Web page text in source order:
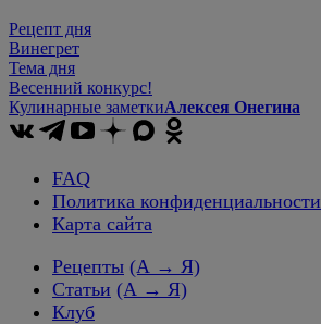
Рецепт дня
Винегрет
Тема дня
Весенний конкурс!
Кулинарные заметкиАлексея Онегина
FAQ
Политика конфиденциальности
Карта сайта
Рецепты (А → Я)
Статьи (А → Я)
Клуб